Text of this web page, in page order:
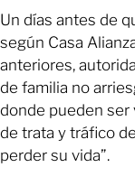
Un días antes de
según Casa
anteriores,
de familia no
donde pueden ser
de trata y tráfico
perder su vida”.